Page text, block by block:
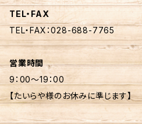
TEL・FAX
TEL・FAX：028-688-7765
営業時間
9：00〜19：00
【たいらや様のお休みに準じます】